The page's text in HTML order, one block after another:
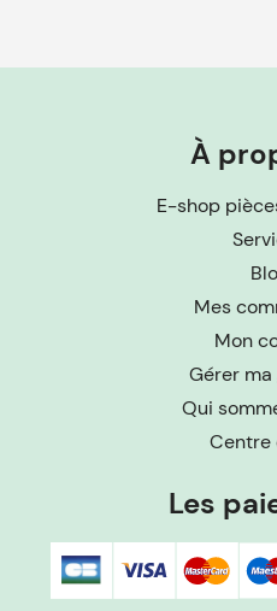
À
E-shop
Mes
Mon
Gérer
Qui
Centre
Les